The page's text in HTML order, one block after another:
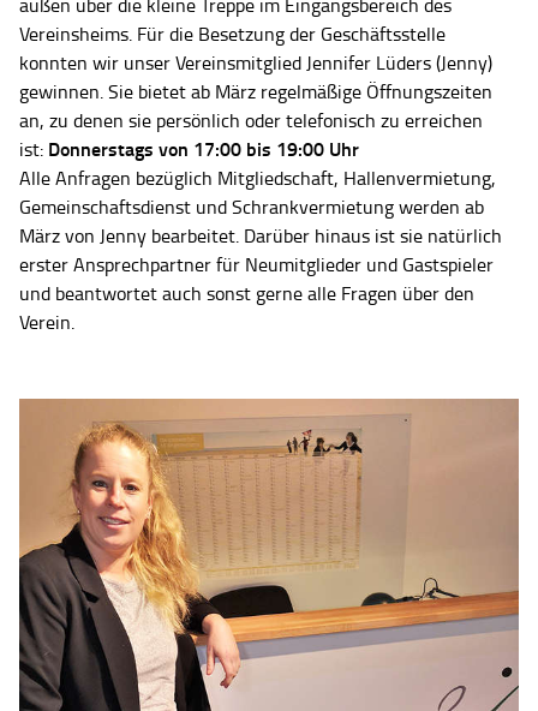
außen über die kleine Treppe im Eingangsbereich des
Vereinsheims. Für die Besetzung der Geschäftsstelle
konnten wir unser Vereinsmitglied Jennifer Lüders (Jenny)
gewinnen. Sie bietet ab März regelmäßige Öffnungszeiten
an, zu denen sie persönlich oder telefonisch zu erreichen
ist: Donnerstags von 17:00 bis 19:00 Uhr
Alle Anfragen bezüglich Mitgliedschaft, Hallenvermietung,
Gemeinschaftsdienst und Schrankvermietung werden ab
März von Jenny bearbeitet. Darüber hinaus ist sie natürlich
erster Ansprechpartner für Neumitglieder und Gastspieler
und beantwortet auch sonst gerne alle Fragen über den
Verein.